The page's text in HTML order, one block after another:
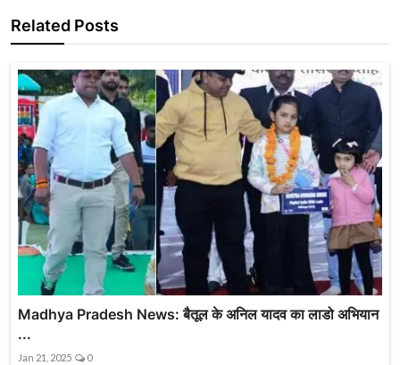
Related Posts
Madhya Pradesh News: बैतूल के अनिल यादव का लाडो अभियान
...
Jan 21, 2025 0